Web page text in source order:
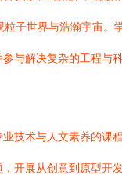
子世界与浩瀚宇宙。
与解决复杂的工程与
技术与人文素养的课
开展从创意到原型开